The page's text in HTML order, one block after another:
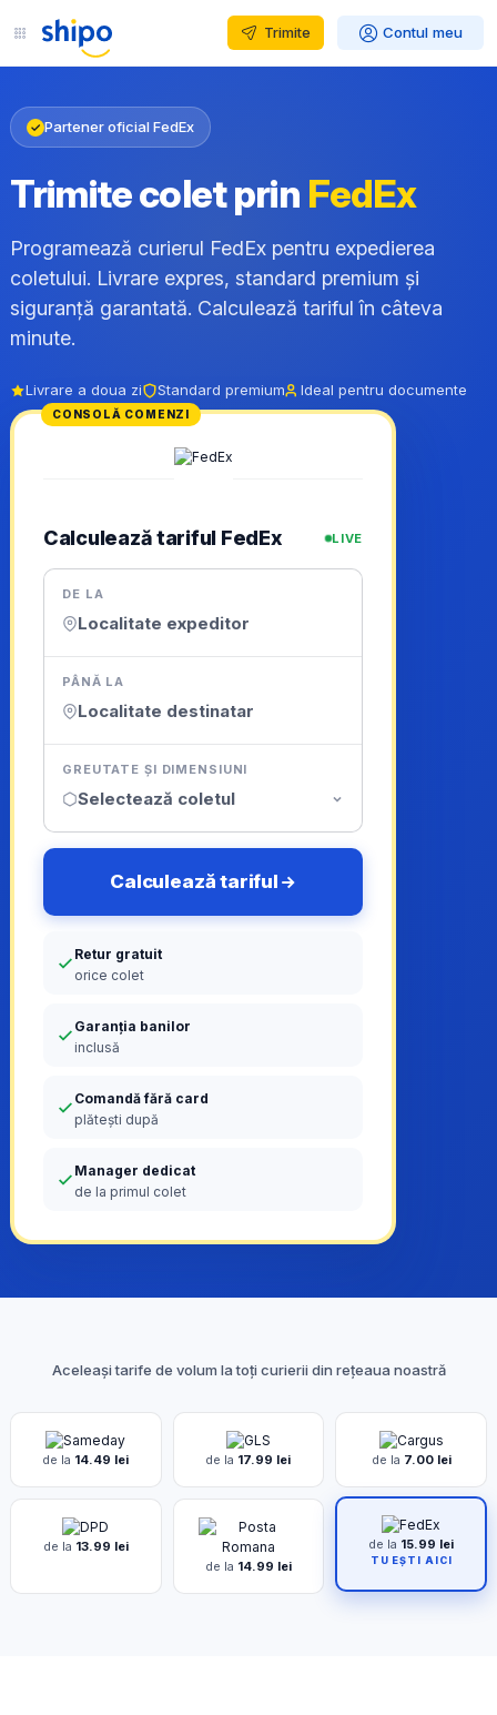
Trimite Contul meu
✓ Partener oficial FedEx
Trimite colet prin FedEx
Programează curierul FedEx pentru expedierea
coletului. Livrare expres, standard premium și
siguranță garantată. Calculează tariful în câteva
minute.
Livrare a doua zi Standard premium Ideal pentru documente
Calculează tariful FedEx LIVE
DE LA
PÂNĂ LA
GREUTATE ȘI DIMENSIUNI
Selectează coletul
Calculează tariful
Retur gratuit
orice colet
Garanția banilor
inclusă
Comandă fără card
plătești după
Manager dedicat
de la primul colet
Aceleași tarife de volum la toți curierii din rețeaua noastră
de la 14.49 lei de la 17.99 lei de la 7.00 lei
de la 13.99 lei
de la 14.99 lei
de la 15.99 lei
TU EȘTI AICI